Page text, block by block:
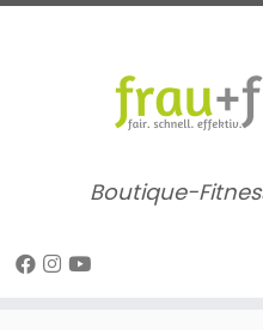
Zum
Boutique-